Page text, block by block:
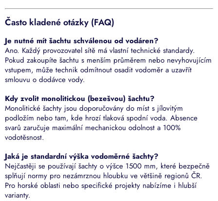
Často kladené otázky (FAQ)
Je nutné mít šachtu schválenou od vodáren?
Ano. Každý provozovatel sítě má vlastní technické standardy.
Pokud zakoupíte šachtu s menším průměrem nebo nevyhovujícím
vstupem, může technik odmítnout osadit vodoměr a uzavřít
smlouvu o dodávce vody.
Kdy zvolit monolitickou (bezešvou) šachtu?
Monolitické šachty jsou doporučovány do míst s jílovitým
podložím nebo tam, kde hrozí tlaková spodní voda. Absence
svarů zaručuje maximální mechanickou odolnost a 100%
vodotěsnost.
Jaká je standardní výška vodoměrné šachty?
Nejčastěji se používají šachty o výšce 1500 mm, které bezpečně
splňují normy pro nezámrznou hloubku ve většině regionů ČR.
Pro horské oblasti nebo specifické projekty nabízíme i hlubší
varianty.